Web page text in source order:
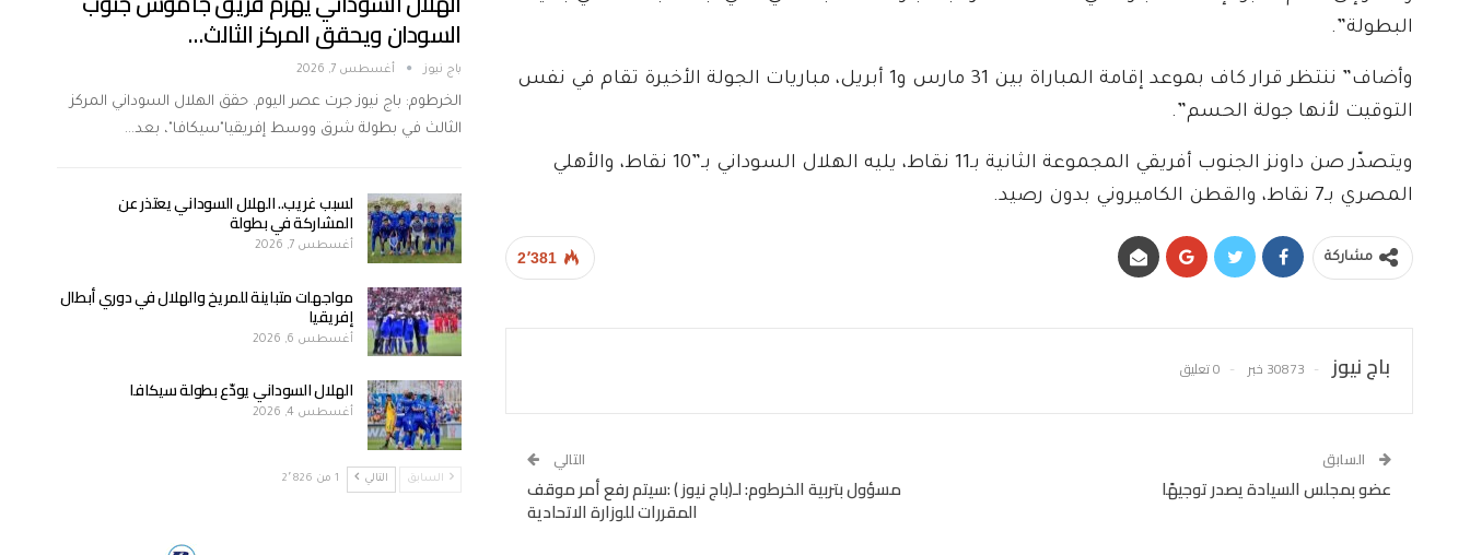
البطولة”.
وأضاف” ننتظر قرار كاف بموعد إقامة المباراة بين 31 مارس و1 أبريل، مباريات الجولة الأخيرة تقام في نفس
التوقيت لأنها جولة الحسم”.
ويتصدّر صن داونز الجنوب أفريقي المجموعة الثانية بـ11 نقاط، يليه الهلال السوداني بـ”10 نقاط، والأهلي
المصري بـ7 نقاط، والقطن الكاميروني بدون رصيد.
2٬381 مشاركة
باج نيوز 30873 خبر 0 تعليق
السابق
عضو بمجلس السيادة يصدر توجيهًا
التالي
مسؤول بتربية الخرطوم: لـ(باج نيوز ) :سيتم رفع أمر موقف
المقررات للوزارة الاتحادية
السودان ويحقق المركز الثالث…
باج نيوز أغسطس 7, 2026
الخرطوم: باج نيوز جرت عصر اليوم. حقق الهلال السوداني المركز
الثالث في بطولة شرق ووسط إفريقيا"سيكافا"، بعد…
لسبب غريب.. الهلال السوداني يعتذر عن
المشاركة في بطولة
أغسطس 7, 2026
مواجهات متباينة للمريخ والهلال في دوري أبطال
إفريقيا
أغسطس 6, 2026
الهلال السوداني يودّع بطولة سيكافا
أغسطس 4, 2026
السابق التالي 1 من 2٬826